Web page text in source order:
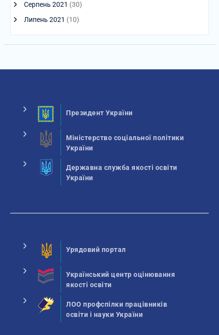
Серпень 2021 (30)
Липень 2021 (10)
Президент України
Міністерство соціальної політики
України
Державна служба якості освіти
України
Урядовий портал
Український центр оцінювання
якості освіти
ЛОО профспілки працівників
освіти і науки України